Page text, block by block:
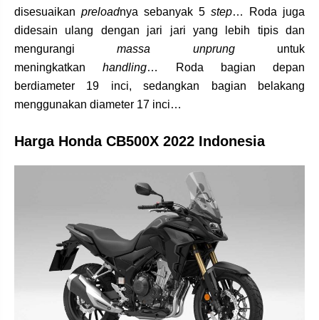
disesuaikan preloadnya sebanyak 5 step… Roda juga
didesain ulang dengan jari jari yang lebih tipis dan
mengurangimassa unprunguntuk
meningkatkanhandling… Roda bagian depan
berdiameter 19 inci, sedangkan bagian belakang
menggunakan diameter 17 inci…
Harga Honda CB500X 2022 Indonesia